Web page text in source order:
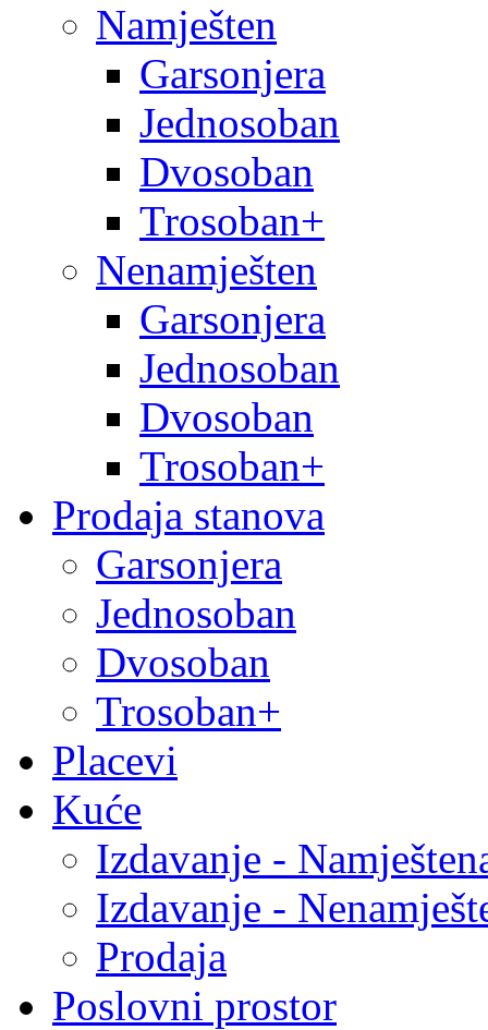
Namješten
Garsonjera
Jednosoban
Dvosoban
Trosoban+
Nenamješten
Garsonjera
Jednosoban
Dvosoban
Trosoban+
Prodaja stanova
Garsonjera
Jednosoban
Dvosoban
Trosoban+
Placevi
Kuće
Izdavanje -
Izdavanje -
Prodaja
Poslovni prostor